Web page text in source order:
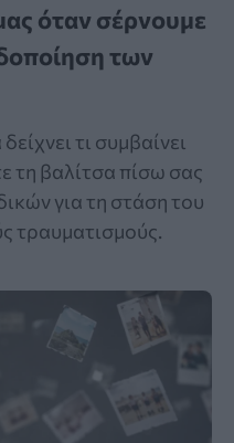
όταν σέρνουμε
των
τι συμβαίνει
τη βαλίτσα πίσω σας
για τη στάση του
τραυματισμούς.